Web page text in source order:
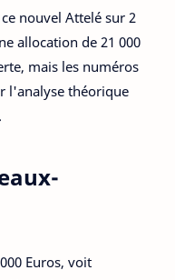
nouvel Attelé sur 2
allocation de 21 000
mais les numéros
l'analyse théorique
Euros, voit